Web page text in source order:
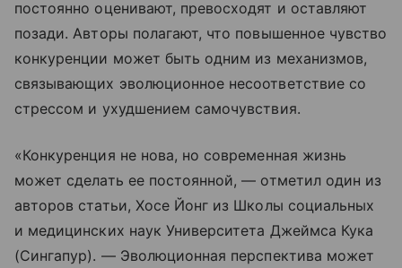
постоянно оценивают, превосходят и оставляют
позади. Авторы полагают, что повышенное чувство
конкуренции может быть одним из механизмов,
связывающих эволюционное несоответствие со
стрессом и ухудшением самочувствия.
«Конкуренция не нова, но современная жизнь
может сделать ее постоянной, — отметил один из
авторов статьи, Хосе Йонг из Школы социальных
и медицинских наук Университета Джеймса Кука
(Сингапур). — Эволюционная перспектива может